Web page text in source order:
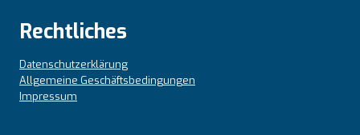
Rechtliches
Datenschutzerklärung
Allgemeine Geschäftsbedingungen
Impressum